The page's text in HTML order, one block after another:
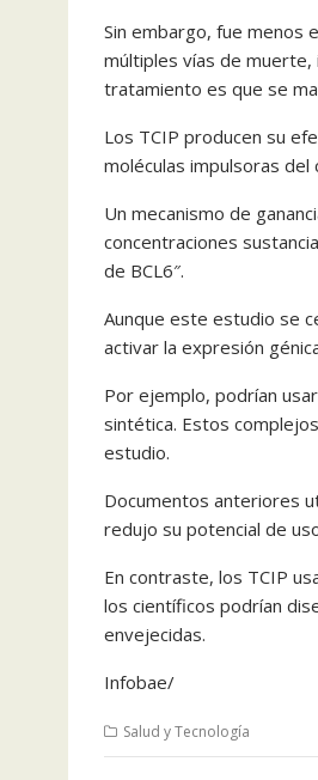
Sin embargo, fue menos
múltiples vías de muerte,
tratamiento es que se
Los TCIP producen su
moléculas impulsoras
Un mecanismo de
concentraciones
de BCL6″.
Aunque este estudio se
activar la expresión
Por ejemplo, podrían
sintética. Estos
estudio.
Documentos anteriores
redujo su potencial de
En contraste, los TCIP
los científicos podrían
envejecidas.
Infobae/
Salud y Tecnología